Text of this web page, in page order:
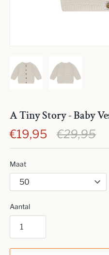
A Tiny Story - Baby
€19,95
€29,95
Maat
Aantal